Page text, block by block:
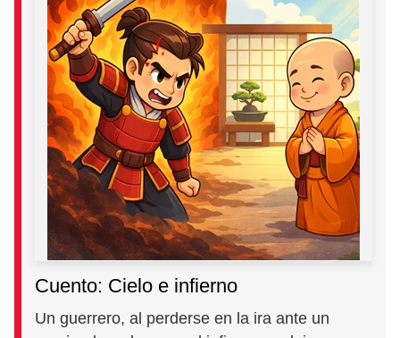
Cuento: Cielo e infierno
Un guerrero, al perderse en la ira ante un